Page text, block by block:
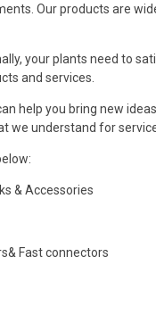
Our products are
your plants need to
and services.
help you bring new
we understand for
& Accessories
Fast connectors